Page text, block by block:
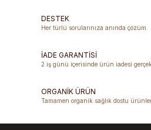
Ürün açıklamasında eksik bilgiler
Ürün fiyatı diğer sitelerden daha
Bu ürüne benzer farklı alternatifler
DESTEK
Her türlü sorularınıza anında çözüm.
İADE GARANTİSİ
2 iş günü içerisinde ürün iadesi
ORGANİK ÜRÜN
Tamamen organik sağlık dostu